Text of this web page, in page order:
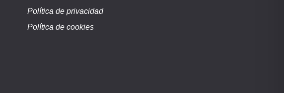
Política de privacidad
Política de cookies